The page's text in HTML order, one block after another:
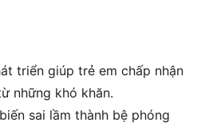
triển giúp trẻ em chấp nhận
những khó khăn.
sai lầm thành bệ phóng